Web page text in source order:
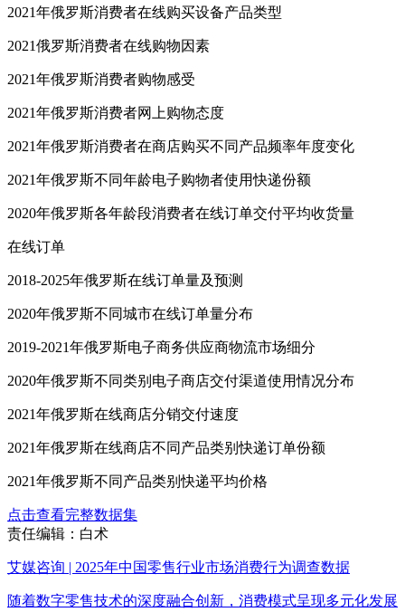
2021年俄罗斯消费者在线购买设备产品类型
2021俄罗斯消费者在线购物因素
2021年俄罗斯消费者购物感受
2021年俄罗斯消费者网上购物态度
2021年俄罗斯消费者在商店购买不同产品频率年度变化
2021年俄罗斯不同年龄电子购物者使用快递份额
2020年俄罗斯各年龄段消费者在线订单交付平均收货量
在线订单
2018-2025年俄罗斯在线订单量及预测
2020年俄罗斯不同城市在线订单量分布
2019-2021年俄罗斯电子商务供应商物流市场细分
2020年俄罗斯不同类别电子商店交付渠道使用情况分布
2021年俄罗斯在线商店分销交付速度
2021年俄罗斯在线商店不同产品类别快递订单份额
2021年俄罗斯不同产品类别快递平均价格
点击查看完整数据集
责任编辑：白术
艾媒咨询 | 2025年中国零售行业市场消费行为调查数据
随着数字零售技术的深度融合创新，消费模式呈现多元化发展